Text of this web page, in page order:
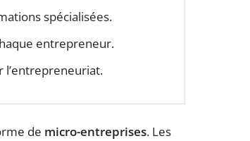
spécialisées.
entrepreneur.
l’entrepreneuriat.
de micro-entreprises. Les